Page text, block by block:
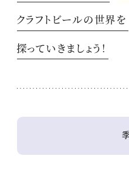
クラフトビールの世界を
探っていきましょう！